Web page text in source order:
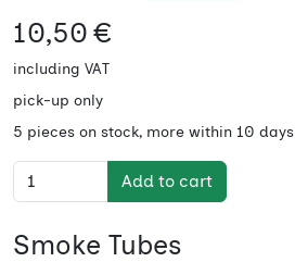
10,50 €
including VAT
pick-up only
5 pieces on stock, more within 10 days
Add to cart
Smoke Tubes